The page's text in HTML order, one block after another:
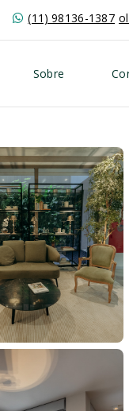
(11) 98136-1387
Sobre